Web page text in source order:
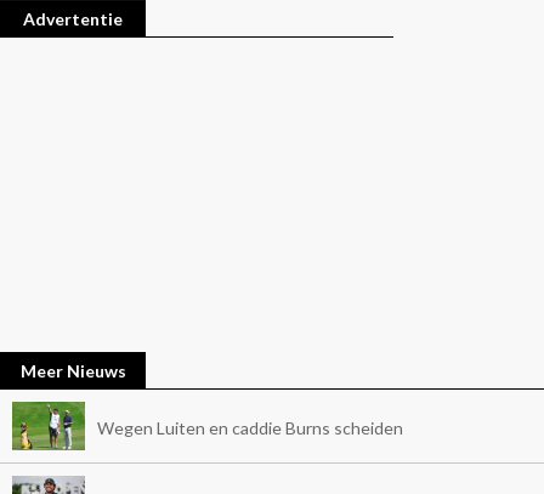
Advertentie
Meer Nieuws
Wegen Luiten en caddie Burns scheiden